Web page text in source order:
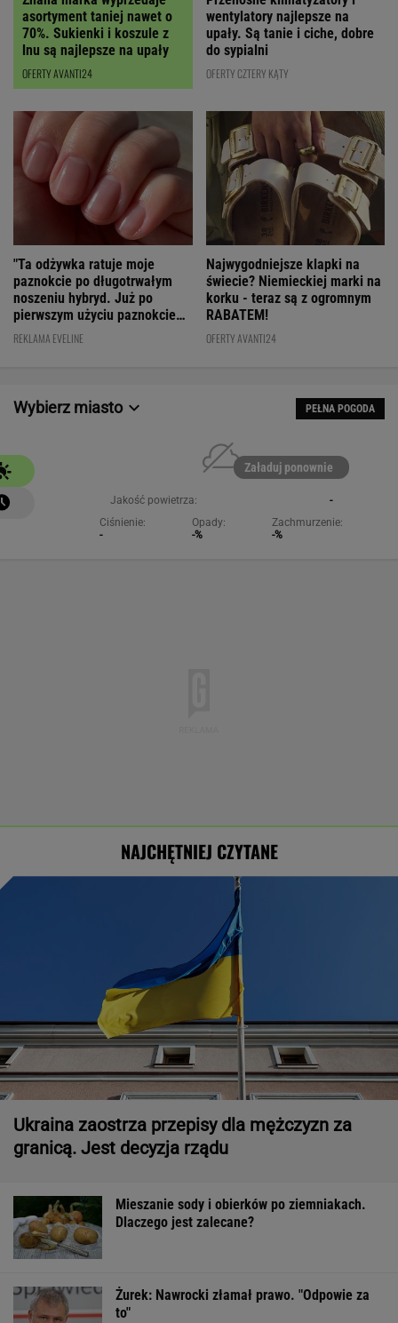
asortyment taniej nawet o
70%. Sukienki i koszule z
lnu są najlepsze na upały
OFERTY AVANTI24
wentylatory najlepsze na
upały. Są tanie i ciche, dobre
do sypialni
OFERTY CZTERY KĄTY
"Ta odżywka ratuje moje
paznokcie po długotrwałym
noszeniu hybryd. Już po
pierwszym użyciu paznokcie
są utwardzone"
REKLAMA EVELINE
Najwygodniejsze klapki na
świecie? Niemieckiej marki na
korku - teraz są z ogromnym
RABATEM!
OFERTY AVANTI24
Wybierz miasto PEŁNA POGODA
Załaduj ponownie
Jakość powietrza:
-
Ciśnienie:
-
Opady:
-%
Zachmurzenie:
-%
NAJCHĘTNIEJ CZYTANE
Ukraina zaostrza przepisy dla mężczyzn za
granicą. Jest decyzja rządu
Mieszanie sody i obierków po ziemniakach.
Dlaczego jest zalecane?
Żurek: Nawrocki złamał prawo. "Odpowie za
to"